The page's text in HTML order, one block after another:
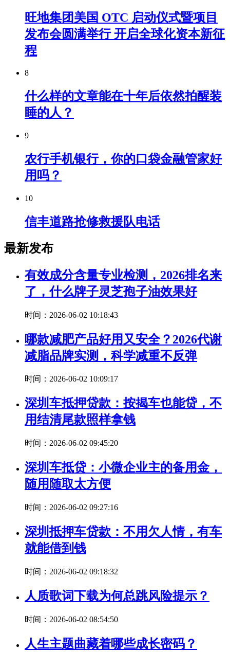
旺地集团美国 OTC 启动仪式暨项目
发布会圆满举行 开启全球化资本新征
程
8
什么样的文章能在十年后依然拍醒装
睡的人？
9
农行手机银行，你的口袋金融管家好
用吗？
10
信丰道路抢修救援队电话
最新发布
有效成分含量专业检测，2026排名来
了，什么牌子灵芝孢子油效果好
时间：2026-06-02 10:18:43
哪款减肥产品好用又安全？2026代谢
减脂品牌实测，科学减重不反弹
时间：2026-06-02 10:09:17
深圳车抵押贷款：按揭车也能贷，不
用结清尾款照样拿钱
时间：2026-06-02 09:45:20
深圳车抵贷：小微企业主的备用金，
随用随取太方便
时间：2026-06-02 09:27:16
深圳抵押车贷款：不用欠人情，有车
就能借到钱
时间：2026-06-02 09:18:32
人质歌词下载为何总跳风险提示？
时间：2026-06-02 08:54:50
人生主题曲藏着哪些成长密码？